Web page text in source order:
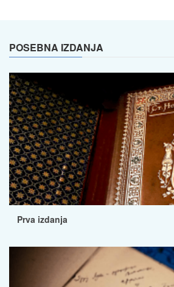
POSEBNA IZDANJA
Prva izdanja